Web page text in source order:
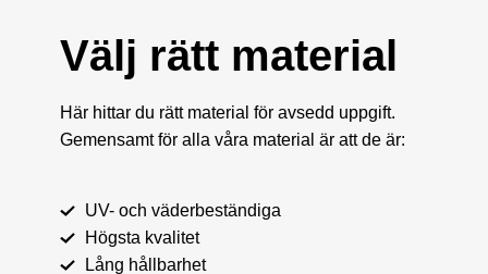
Välj rätt material
Här hittar du rätt material för avsedd uppgift.
Gemensamt för alla våra material är att de är:
UV- och väderbeständiga
Högsta kvalitet
Lång hållbarhet